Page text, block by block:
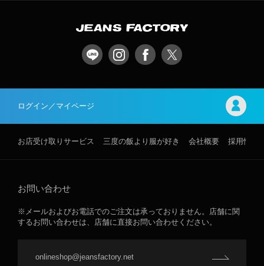
ログイン／マイページ
お店受け取りサービス 三度の飯より服が好き 会社概要 採用情報
お問い合わせ
※メールおよびお電話でのご注文は承っておりません。店舗に関
するお問い合わせは、店舗に直接お問い合わせください。
onlineshop@jeansfactory.net